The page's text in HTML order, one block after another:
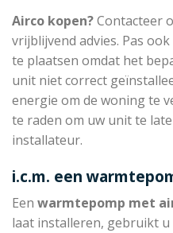
Airco kopen?Contacteer
vrijblijvend advies. Pas
te plaatsen omdat het
unit niet correct
energie om de woning te
te raden om uw unit te
installateur.
i.c.m. een
Een warmtepomp met
laat installeren, gebruikt